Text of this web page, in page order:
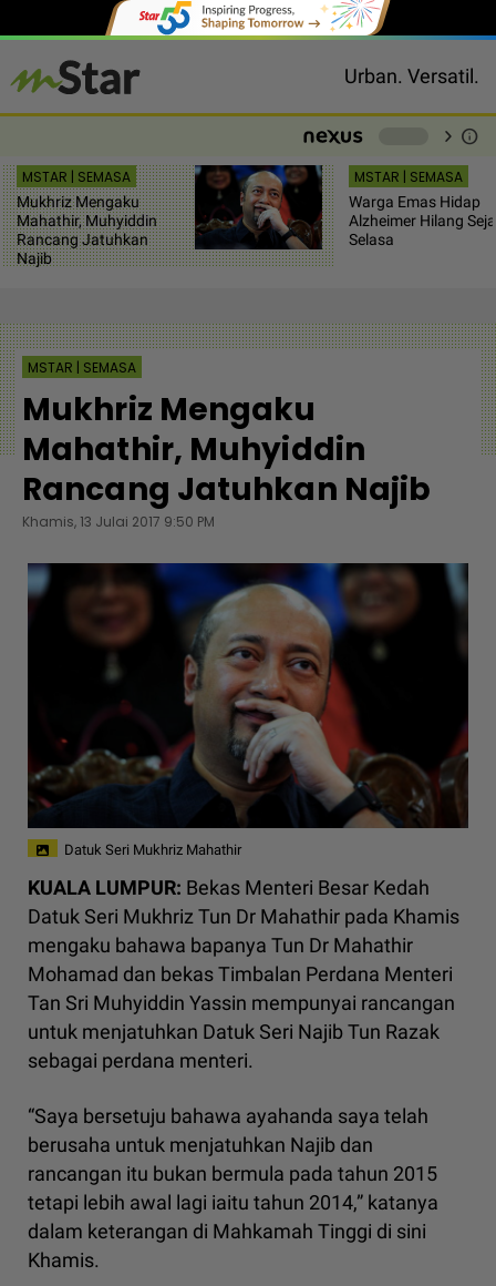
Urban. Versatil.
chevron_right info
MSTAR | SEMASA
Mukhriz Mengaku
Mahathir, Muhyiddin
Rancang Jatuhkan
Najib
MSTAR | SEMASA
Warga Emas Hidap
Alzheimer Hilang
Selasa
MSTAR | SEMASA
Mukhriz Mengaku
Mahathir, Muhyiddin
Rancang Jatuhkan Najib
Khamis, 13 Julai 2017 9:50 PM
Datuk Seri Mukhriz Mahathir
KUALA LUMPUR: Bekas Menteri Besar Kedah
Datuk Seri Mukhriz Tun Dr Mahathir pada Khamis
mengaku bahawa bapanya Tun Dr Mahathir
Mohamad dan bekas Timbalan Perdana Menteri
Tan Sri Muhyiddin Yassin mempunyai rancangan
untuk menjatuhkan Datuk Seri Najib Tun Razak
sebagai perdana menteri.
“Saya bersetuju bahawa ayahanda saya telah
berusaha untuk menjatuhkan Najib dan
rancangan itu bukan bermula pada tahun 2015
tetapi lebih awal lagi iaitu tahun 2014,” katanya
dalam keterangan di Mahkamah Tinggi di sini
Khamis.